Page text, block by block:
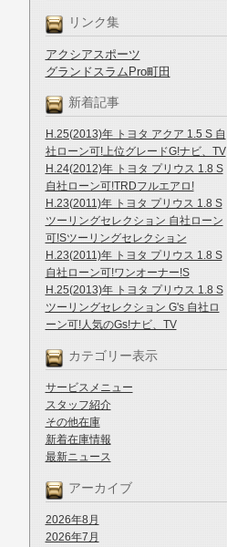
リンク集
アクシアスポーツ
グランドスラムPro町田
新着記事
H.25(2013)年 トヨタ アクア 1.5 S 自
社ローン可!上位グレードG!ナビ、TV
H.24(2012)年 トヨタ プリウス 1.8 S
自社ローン可!TRDフルエアロ!
H.23(2011)年 トヨタ プリウス 1.8 S
ツーリングセレクション 自社ローン
可!Sツーリングセレクション
H.23(2011)年 トヨタ プリウス 1.8 S
自社ローン可!ワンオーナー!S
H.25(2013)年 トヨタ プリウス 1.8 S
ツーリングセレクション G's 自社ロ
ーン可!人気のGs!ナビ、TV
カテゴリー表示
サービスメニュー
スタッフ紹介
その他在庫
新着在庫情報
最新ニュース
アーカイブ
2026年8月
2026年7月